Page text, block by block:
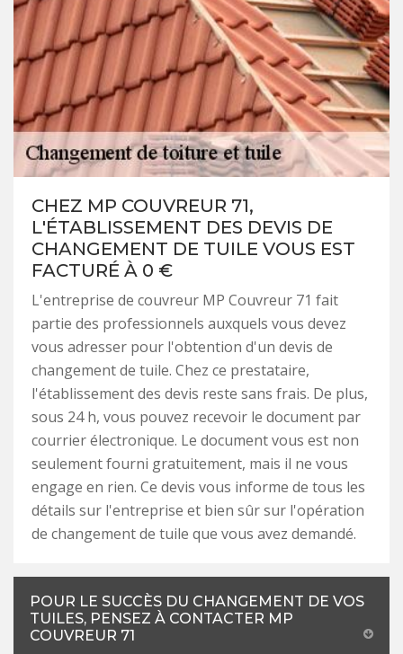
CHEZ MP COUVREUR 71,
L'ÉTABLISSEMENT DES DEVIS DE
CHANGEMENT DE TUILE VOUS EST
FACTURÉ À 0 €
L'entreprise de couvreur MP Couvreur 71 fait
partie des professionnels auxquels vous devez
vous adresser pour l'obtention d'un devis de
changement de tuile. Chez ce prestataire,
l'établissement des devis reste sans frais. De plus,
sous 24 h, vous pouvez recevoir le document par
courrier électronique. Le document vous est non
seulement fourni gratuitement, mais il ne vous
engage en rien. Ce devis vous informe de tous les
détails sur l'entreprise et bien sûr sur l'opération
de changement de tuile que vous avez demandé.
POUR LE SUCCÈS DU CHANGEMENT DE VOS
TUILES, PENSEZ À CONTACTER MP
COUVREUR 71